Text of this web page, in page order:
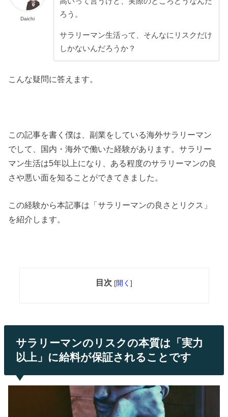
Daichi
ろう。
サラリーマン生活って、そんなにリスクだけ
しかないんだろうか？
こんな疑問に答えます。
この記事を書く僕は、副業をしている海外サラリーマン
でして、国内・海外で働いた経験があります。サラリー
マン生活は5年以上になり、ある程度のサラリーマンの良
さや悪い面を知ることができてきました。
この経験から本記事は「サラリーマンの良さとリクス」
を紹介します。
目次 [開く ]
サラリーマンのリスクの本質は「実力
以上」に給料が保証されることです